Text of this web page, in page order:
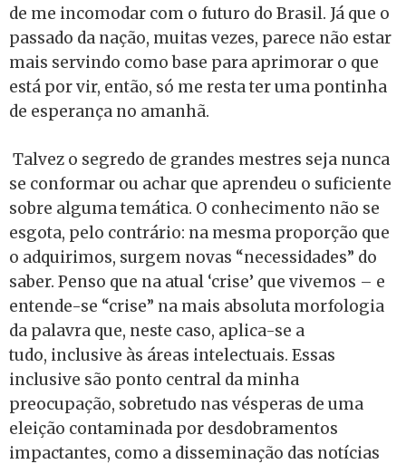
de me incomodar com o futuro do Brasil. Já que o
passado da nação, muitas vezes, parece não estar
mais servindo como base para aprimorar o que
está por vir, então, só me resta ter uma pontinha
de esperança no amanhã.
Talvez o segredo de grandes mestres seja nunca
se conformar ou achar que aprendeu o suficiente
sobre alguma temática. O conhecimento não se
esgota, pelo contrário: na mesma proporção que
o adquirimos, surgem novas “necessidades” do
saber. Penso que na atual ‘crise’ que vivemos – e
entende-se “crise” na mais absoluta morfologia
da palavra que, neste caso, aplica-se a
tudo, inclusive às áreas intelectuais. Essas
inclusive são ponto central da minha
preocupação, sobretudo nas vésperas de uma
eleição contaminada por desdobramentos
impactantes, como a disseminação das notícias